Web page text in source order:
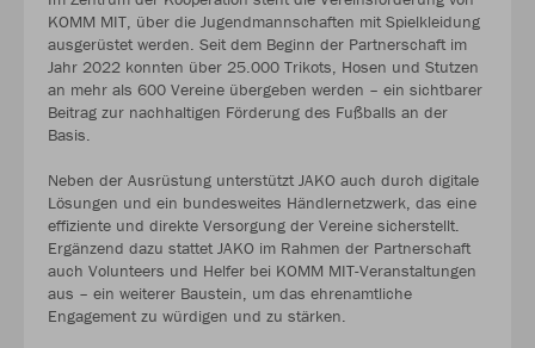
KOMM MIT, über die Jugendmannschaften mit Spielkleidung
ausgerüstet werden. Seit dem Beginn der Partnerschaft im
Jahr 2022 konnten über 25.000 Trikots, Hosen und Stutzen
an mehr als 600 Vereine übergeben werden – ein sichtbarer
Beitrag zur nachhaltigen Förderung des Fußballs an der
Basis.
Neben der Ausrüstung unterstützt JAKO auch durch digitale
Lösungen und ein bundesweites Händlernetzwerk, das eine
effiziente und direkte Versorgung der Vereine sicherstellt.
Ergänzend dazu stattet JAKO im Rahmen der Partnerschaft
auch Volunteers und Helfer bei KOMM MIT-Veranstaltungen
aus – ein weiterer Baustein, um das ehrenamtliche
Engagement zu würdigen und zu stärken.